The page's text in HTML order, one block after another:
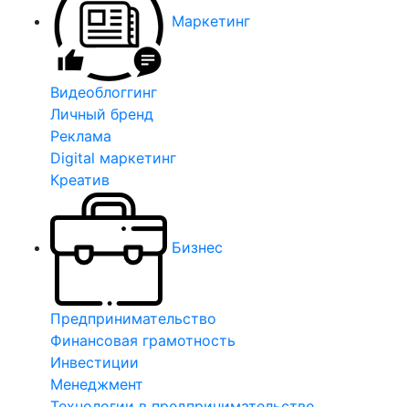
Маркетинг
Видеоблоггинг
Личный бренд
Реклама
Digital маркетинг
Креатив
Бизнес
Предпринимательство
Финансовая грамотность
Инвестиции
Менеджмент